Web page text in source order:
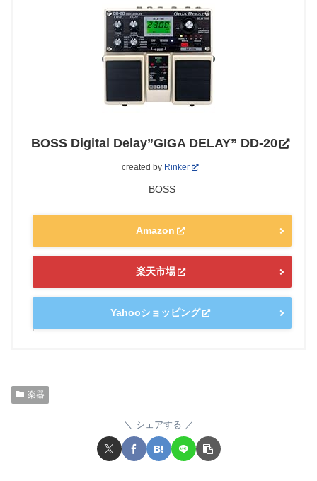
BOSS Digital Delay”GIGA DELAY” DD-20
created by Rinker
BOSS
Amazon
楽天市場
Yahooショッピング
楽器
シェアする